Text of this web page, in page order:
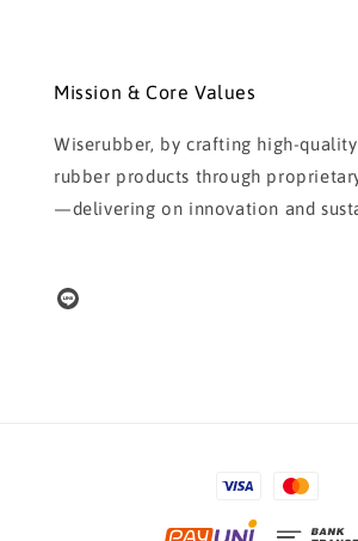
Mission & Core Values
Wiserubber, by crafting high-
rubber products through
—delivering on innovation and